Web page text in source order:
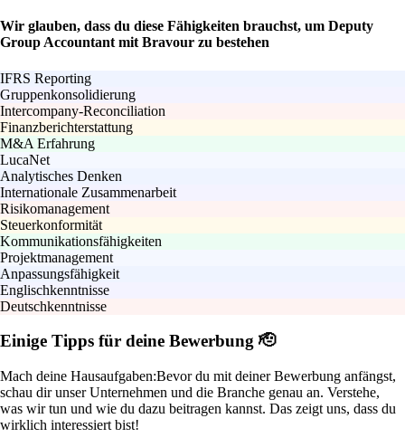
Wir glauben, dass du diese Fähigkeiten brauchst, um Deputy
Group Accountant mit Bravour zu bestehen
IFRS Reporting
Gruppenkonsolidierung
Intercompany-Reconciliation
Finanzberichterstattung
M&A Erfahrung
LucaNet
Analytisches Denken
Internationale Zusammenarbeit
Risikomanagement
Steuerkonformität
Kommunikationsfähigkeiten
Projektmanagement
Anpassungsfähigkeit
Englischkenntnisse
Deutschkenntnisse
Einige Tipps für deine Bewerbung 🫡
Mach deine Hausaufgaben:Bevor du mit deiner Bewerbung anfängst,
schau dir unser Unternehmen und die Branche genau an. Verstehe,
was wir tun und wie du dazu beitragen kannst. Das zeigt uns, dass du
wirklich interessiert bist!